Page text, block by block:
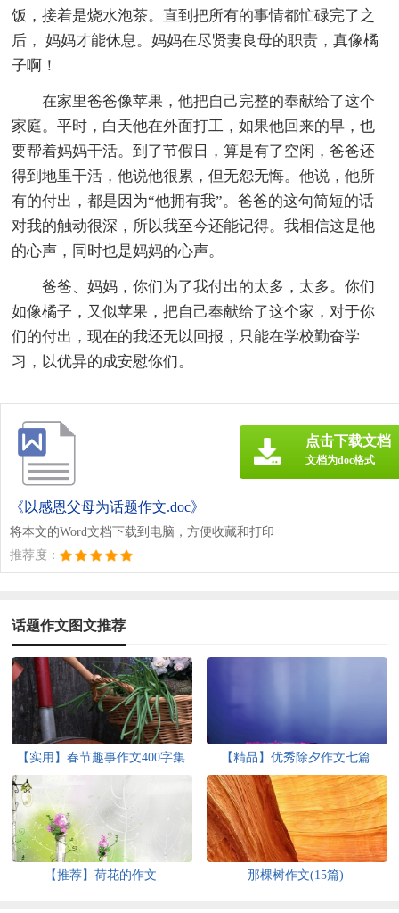
饭，接着是烧水泡茶。直到把所有的事情都忙碌完了之
后， 妈妈才能休息。妈妈在尽贤妻良母的职责，真像橘
子啊！
在家里爸爸像苹果，他把自己完整的奉献给了这个
家庭。平时，白天他在外面打工，如果他回来的早，也
要帮着妈妈干活。到了节假日，算是有了空闲，爸爸还
得到地里干活，他说他很累，但无怨无悔。他说，他所
有的付出，都是因为“他拥有我”。爸爸的这句简短的话
对我的触动很深，所以我至今还能记得。我相信这是他
的心声，同时也是妈妈的心声。
爸爸、妈妈，你们为了我付出的太多，太多。你们
如像橘子，又似苹果，把自己奉献给了这个家，对于你
们的付出，现在的我还无以回报，只能在学校勤奋学
习，以优异的成安慰你们。
《以感恩父母为话题作文.doc》
将本文的Word文档下载到电脑，方便收藏和打印
推荐度：
点击下载文档
文档为doc格式
话题作文图文推荐
【实用】春节趣事作文400字集
【精品】优秀除夕作文七篇
【推荐】荷花的作文 那棵树作文(15篇)